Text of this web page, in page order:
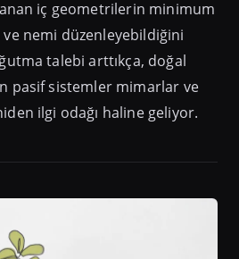
iç geometrilerin minimum
ve nemi düzenleyebildiğini
talebi arttıkça, doğal
pasif sistemler mimarlar ve
ilgi odağı haline geliyor.